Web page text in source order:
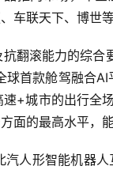
联天下、博世
翻滚能力的综
首款舱驾融合
+城市的出行
的最高水平，
人形智能机器